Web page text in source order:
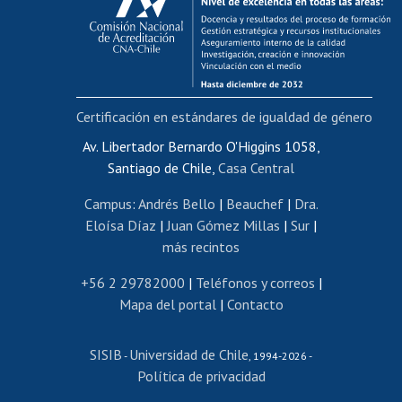
Postulación al AUCAI
Funcionarias/os
Cursos internos de capacitación
Bienestar del personal
Portal de movilidad interna
Certificado de renta
Certificado de renta honorarios
Editar páginas blancas
Extranjeras/os
Revalidación y reconocimiento de títulos
Postulación al Programa de Movilidad Estudiantil
Cursos de español
Av. Libertador Bernardo O'Higgins 1058,
Santiago de Chile, Casa Central
Campus: Andrés Bello | Beauchef| Dra.
Eloísa Díaz |Juan Gómez Millas | Sur |
más recintos
+56 2 29782000 | Teléfonos y correos |
Mapa del portal| Contacto
SISIB - Universidad de Chile, 1994-2026 -
Política de privacidad
Certificación en estándares de igualdad de género